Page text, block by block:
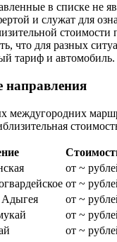
в списке не
и служат для
стоимости
что для разных
тариф и автомобиль.
направления
междугородних
от ~
от ~
Адыгея
от ~
от ~
от ~